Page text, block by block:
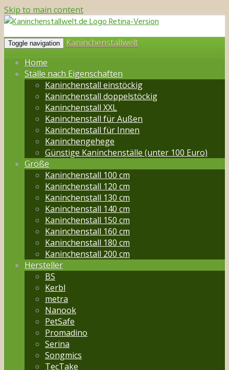
Skip to main content
Toggle navigation
Kaninchenstallwelt
Home
Ställe nach Eigenschaften
Kaninchenstall einstöckig
Kaninchenstall doppelstöckig
Kaninchenstall XXL
Kaninchenstall für Außen
Kaninchenstall für Innen
Kaninchengehege
Günstige Kaninchenställe (unter 100 Euro)
Größe
Kaninchenstall 100 cm
Kaninchenstall 120 cm
Kaninchenstall 130 cm
Kaninchenstall 140 cm
Kaninchenstall 150 cm
Kaninchenstall 160 cm
Kaninchenstall 180 cm
Kaninchenstall 200 cm
Hersteller
BS
Kerbl
metra
Nanook
PetSafe
Promadino
Serina
Songmics
TecTake